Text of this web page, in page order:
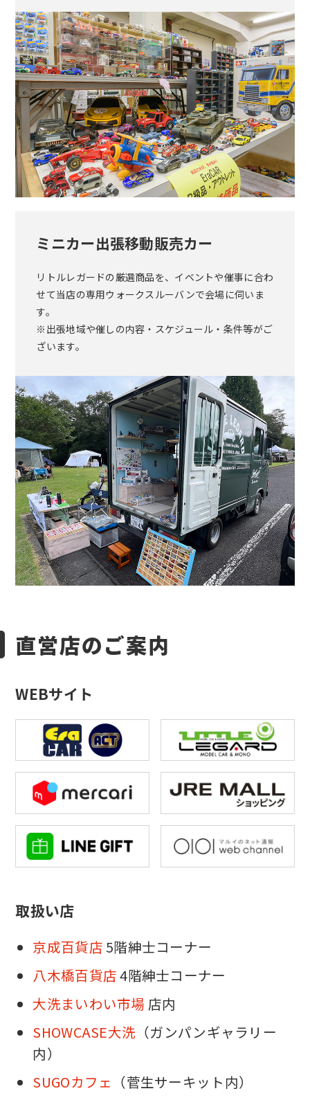
ミニカー出張移動販売カー
リトルレガードの厳選商品を、イベントや催事に合わ
せて当店の専用ウォークスルーバンで会場に伺いま
す。
※出張地域や催しの内容・スケジュール・条件等がご
ざいます。
直営店のご案内
WEBサイト
取扱い店
京成百貨店 5階紳士コーナー
八木橋百貨店4階紳士コーナー
大洗まいわい市場 店内
SHOWCASE大洗 （ガンパンギャラリー
内）
SUGOカフェ （菅生サーキット内）